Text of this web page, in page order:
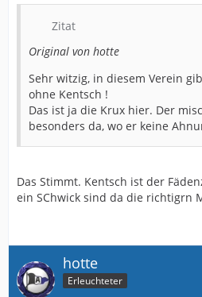
Zitat
Original von hotte
Sehr witzig, in diesem Verein
ohne Kentsch !
Das ist ja die Krux hier. Der
besonders da, wo er keine
Das Stimmt. Kentsch ist der
ein SChwick sind da die richtigrn
hotte
Erleuchteter